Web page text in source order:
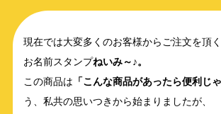
現在では大変多くのお客様からご注文を頂
お名前スタンプねいみ～♪。
この商品は 「こんな商品があったら便利じ
う、私共の思いつきから始まりましたが、